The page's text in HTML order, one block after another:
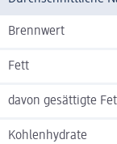
Brennwert
Fett
davon gesättigte
Kohlenhydrate